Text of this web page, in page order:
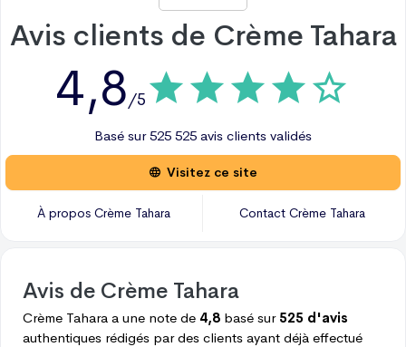
Avis clients de Crème Tahara
4,8/5
Basé sur525 525 avis clients validés
Visitez ce site
À propos Crème Tahara Contact Crème Tahara
Avis de Crème Tahara
Crème Tahara a une note de 4,8 basé sur 525 d'avis
authentiques rédigés par des clients ayant déjà effectué